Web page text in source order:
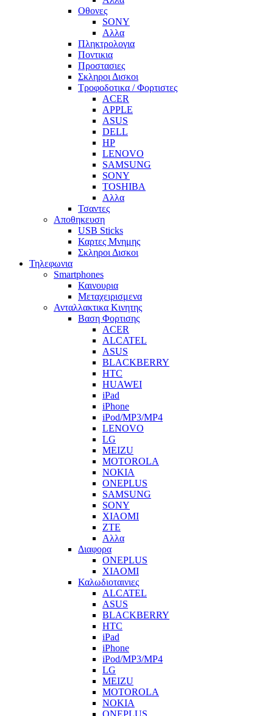
Οθονες
SONY
Αλλα
Πληκτρολογια
Ποντικια
Προστασιες
Σκληροι Δισκοι
Τροφοδοτικα / Φορτιστες
ACER
APPLE
ASUS
DELL
HP
LENOVO
SAMSUNG
SONY
TOSHIBA
Αλλα
Τσαντες
Αποθηκευση
USB Sticks
Καρτες Μνημης
Σκληροι Δισκοι
Τηλεφωνια
Smartphones
Καινουρια
Μεταχειρισμενα
Ανταλλακτικα Κινητης
Βαση Φορτισης
ACER
ALCATEL
ASUS
BLACKBERRY
HTC
HUAWEI
iPad
iPhone
iPod/MP3/MP4
LENOVO
LG
MEIZU
MOTOROLA
NOKIA
ONEPLUS
SAMSUNG
SONY
XIAOMI
ZTE
Αλλα
Διαφορα
ONEPLUS
XIAOMI
Καλωδιοταινιες
ALCATEL
ASUS
BLACKBERRY
HTC
iPad
iPhone
iPod/MP3/MP4
LG
MEIZU
MOTOROLA
NOKIA
ONEPLUS